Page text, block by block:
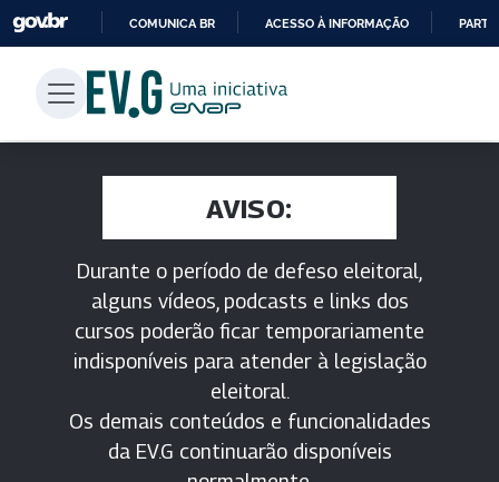
PARA
CONTEÚDO
COMUNICA BR ACESSO À INFORMAÇÃO
AVISO:
Durante o período de defeso eleitoral,
alguns vídeos, podcasts e links dos
cursos poderão ficar temporariamente
indisponíveis para atender à legislação
eleitoral.
Os demais conteúdos e funcionalidades
da EV.G continuarão disponíveis